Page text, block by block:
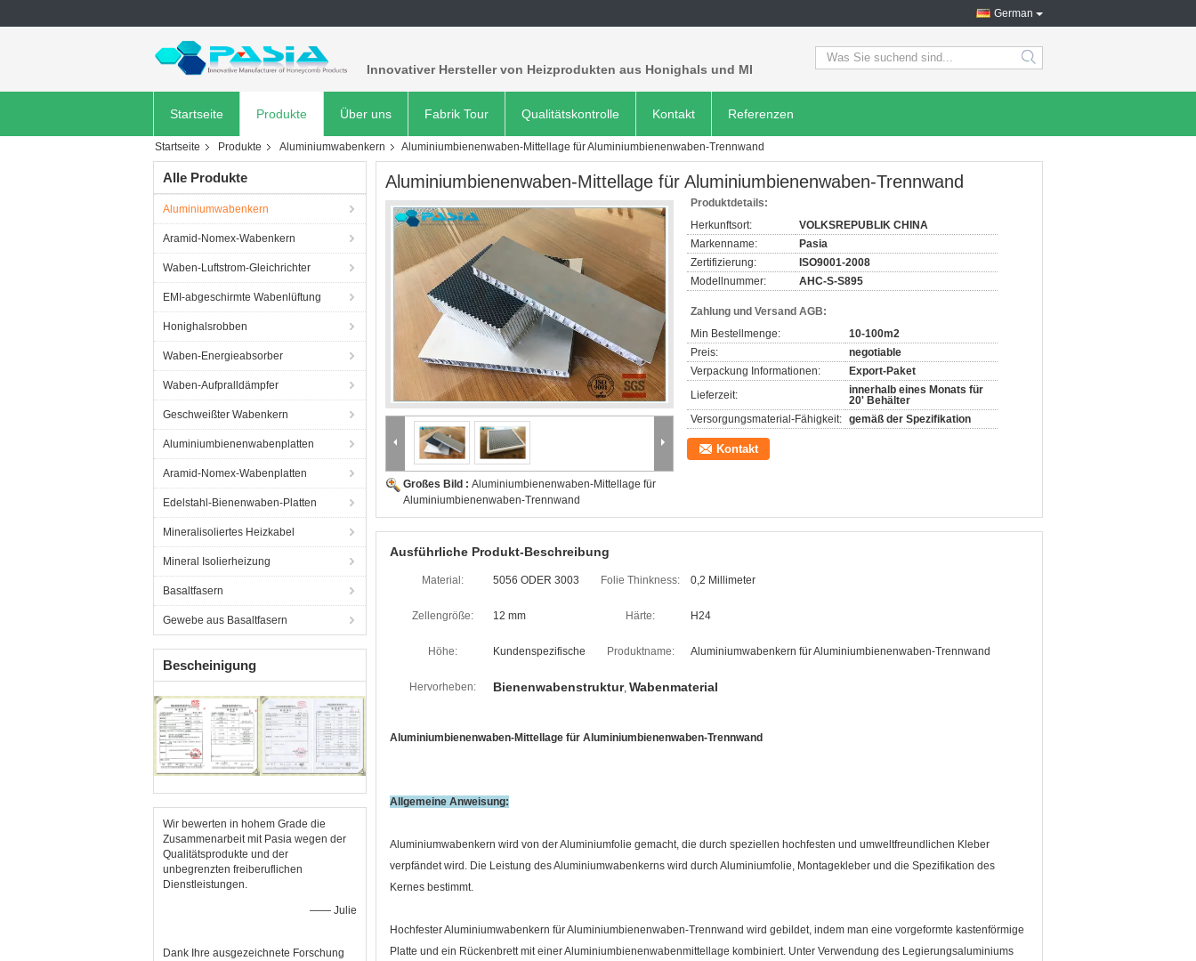
German
Innovativer Hersteller von Heizprodukten aus Honighals und MI search
Startseite Produkte Über uns Fabrik Tour Qualitätskontrolle Kontakt Referenzen
Startseite Produkte Aluminiumwabenkern Aluminiumbienenwaben-Mittellage für Aluminiumbienenwaben-Trennwand
Alle Produkte
Aluminiumwabenkern
Aramid-Nomex-Wabenkern
Waben-Luftstrom-Gleichrichter
EMI-abgeschirmte Wabenlüftung
Honighalsrobben
Waben-Energieabsorber
Waben-Aufpralldämpfer
Geschweißter Wabenkern
Aluminiumbienenwabenplatten
Aramid-Nomex-Wabenplatten
Edelstahl-Bienenwaben-Platten
Mineralisoliertes Heizkabel
Mineral Isolierheizung
Basaltfasern
Gewebe aus Basaltfasern
Bescheinigung
Wir bewerten in hohem Grade die
Zusammenarbeit mit Pasia wegen der
Qualitätsprodukte und der
unbegrenzten freiberuflichen
Dienstleistungen.
—— Julie
Dank Ihre ausgezeichnete Forschung
Aluminiumbienenwaben-Mittellage für Aluminiumbienenwaben-Trennwand
Großes Bild : Aluminiumbienenwaben-Mittellage für
Aluminiumbienenwaben-Trennwand
Produktdetails:
Herkunftsort:
VOLKSREPUBLIK CHINA
Markenname:
Pasia
Zertifizierung:
ISO9001-2008
Modellnummer:
AHC-S-S895
Zahlung und Versand AGB:
Min Bestellmenge:
10-100m2
Preis:
negotiable
Verpackung Informationen:
Export-Paket
Lieferzeit:
innerhalb eines Monats für
20' Behälter
Versorgungsmaterial-Fähigkeit: gemäß der Spezifikation
Kontakt
Ausführliche Produkt-Beschreibung
Material: 5056 ODER 3003 Folie Thinkness: 0,2 Millimeter
Zellengröße: 12 mm Härte: H24
Höhe: Kundenspezifische Produktname: Aluminiumwabenkern für Aluminiumbienenwaben-Trennwand
Hervorheben: Bienenwabenstruktur, Wabenmaterial
Aluminiumbienenwaben-Mittellage für Aluminiumbienenwaben-Trennwand
Allgemeine Anweisung:
Aluminiumwabenkern wird von der Aluminiumfolie gemacht, die durch speziellen hochfesten und umweltfreundlichen Kleber
verpfändet wird. Die Leistung des Aluminiumwabenkerns wird durch Aluminiumfolie, Montagekleber und die Spezifikation des
Kernes bestimmt.
Hochfester Aluminiumwabenkern für Aluminiumbienenwaben-Trennwand wird gebildet, indem man eine vorgeformte kastenförmige
Platte und ein Rückenbrett mit einer Aluminiumbienenwabenmittellage kombiniert. Unter Verwendung des Legierungsaluminiums